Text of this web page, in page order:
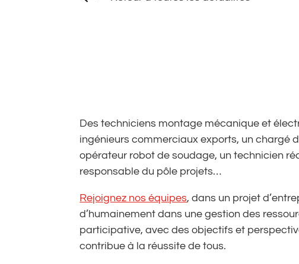
Des techniciens montage mécanique et
ingénieurs commerciaux exports, un chargé
opérateur robot de soudage, un technicien
responsable du pôle projets…
Rejoignez nos équipes, dans un projet
d’humainement dans une gestion des
participative, avec des objectifs et
contribue à la réussite de tous.